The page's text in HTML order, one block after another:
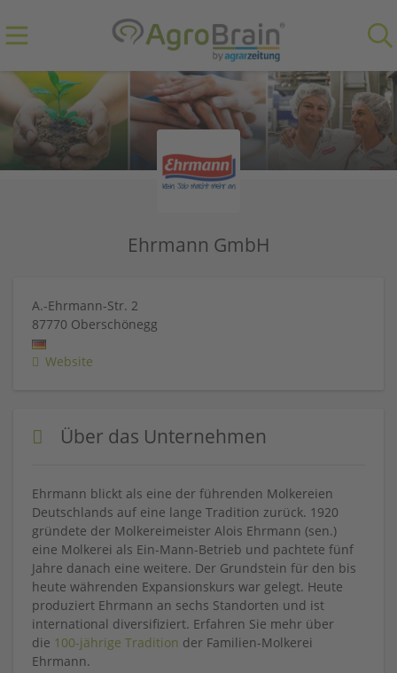
Ehrmann GmbH
A.-Ehrmann-Str. 2
87770 Oberschönegg
Website
Über das Unternehmen
Ehrmann blickt als eine der führenden Molkereien
Deutschlands auf eine lange Tradition zurück. 1920
gründete der Molkereimeister Alois Ehrmann (sen.)
eine Molkerei als Ein-Mann-Betrieb und pachtete fünf
Jahre danach eine weitere. Der Grundstein für den bis
heute währenden Expansionskurs war gelegt. Heute
produziert Ehrmann an sechs Standorten und ist
international diversifiziert. Erfahren Sie mehr über
die 100-jährige Tradition der Familien-Molkerei
Ehrmann.